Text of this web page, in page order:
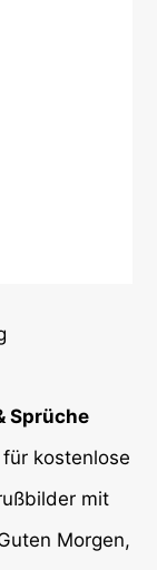
Sprüche
kostenlose
mit
Morgen,